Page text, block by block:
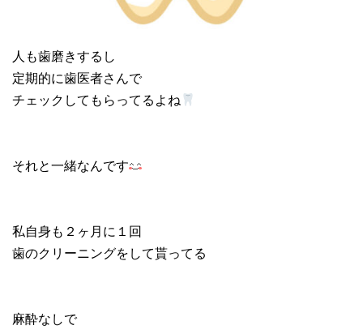
人も歯磨きするし
定期的に歯医者さんで
チェックしてもらってるよね
それと一緒なんです
私自身も２ヶ月に１回
歯のクリーニングをして貰ってる
麻酔なしで